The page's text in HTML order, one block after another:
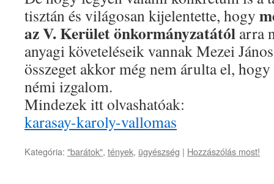
tisztán és világosan kijelentette, hogy
az V. Kerület önkormányzatától arra
anyagi követeléseik vannak Mezei
összeget akkor még nem árulta el,
némi izgalom.
Mindezek itt olvashatóak:
karasay-karoly-vallomas
Kategória: "barátok", tények, ügyészség | Hozzászólás most!